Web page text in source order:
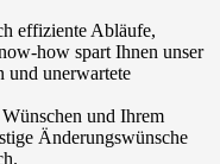
effiziente Abläufe,
how spart Ihnen unser
und unerwartete
und Ihrem
Änderungswünsche